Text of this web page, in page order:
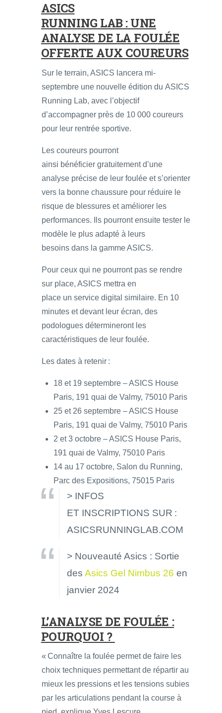
ASICS
RUNNING LAB : UNE
ANALYSE DE LA FOULÉE
OFFERTE AUX COUREURS
Sur le terrain, ASICS lancera mi-
septembre une nouvelle édition du ASICS
Running Lab, avec l’objectif
d’accompagner près de 10 000 coureurs
pour leur rentrée sportive.
Les coureurs pourront
ainsi bénéficier gratuitement d’une
analyse précise de leur foulée et s’orienter
vers la bonne chaussure pour réduire le
risque de blessures et améliorer les
performances. Ils pourront ensuite tester le
modèle le plus adapté à leurs
besoins dans la gamme ASICS.
Pour ceux qui ne pourront pas se rendre
sur place, ASICS mettra en
place un service digital similaire. En 10
minutes et devant leur écran, des
podologues détermineront les
caractéristiques de leur foulée.
Les dates à retenir :
18 et 19 septembre – ASICS House
Paris, 191 quai de Valmy, 75010 Paris
25 et 26 septembre – ASICS House
Paris, 191 quai de Valmy, 75010 Paris
2 et 3 octobre – ASICS House Paris,
191 quai de Valmy, 75010 Paris
14 au 17 octobre, Salon du Running,
Parc des Expositions, 75015 Paris
> INFOS
ET INSCRIPTIONS SUR :
ASICSRUNNINGLAB.COM
> Nouveauté Asics : Sortie
des Asics Gel Nimbus 26 en
janvier 2024
L’ANALYSE DE FOULÉE :
POURQUOI ?
« Connaître la foulée permet de faire les
choix techniques permettant de répartir au
mieux les pressions et les tensions subies
par les articulations pendant la course à